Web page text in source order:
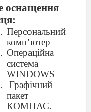
оснащення
Персональний
комп’ютер
Операційна
система
WINDOWS
Графічний
пакет
КОМПАС.